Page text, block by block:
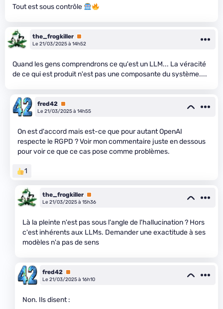
Tout est sous contrôle
the_frogkiller Premium
Le 21/03/2025 à 14h52
Quand les gens comprendrons ce qu'est un LLM... La véracité
de ce qui est produit n'est pas une composante du système....
fred42 Premium
Le 21/03/2025 à 14h55
On est d'accord mais est-ce que pour autant OpenAI
respecte le RGPD ? Voir mon commentaire juste en dessous
pour voir ce que ce cas pose comme problèmes.
1
the_frogkiller Premium
Le 21/03/2025 à 15h36
Là la pleinte n'est pas sous l'angle de l'hallucination ? Hors
c'est inhérents aux LLMs. Demander une exactitude à ses
modèles n'a pas de sens
fred42 Premium
Le 21/03/2025 à 16h10
Non. Ils disent :